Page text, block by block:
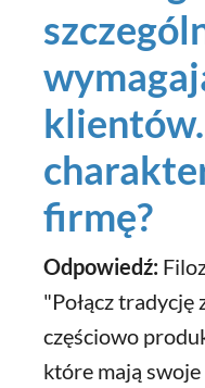
firmę?
Odpowiedź:
"Połącz tradycję
częściowo
które mają swoje